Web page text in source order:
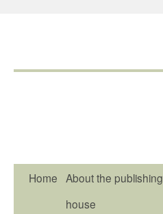
Home About the publishing
house